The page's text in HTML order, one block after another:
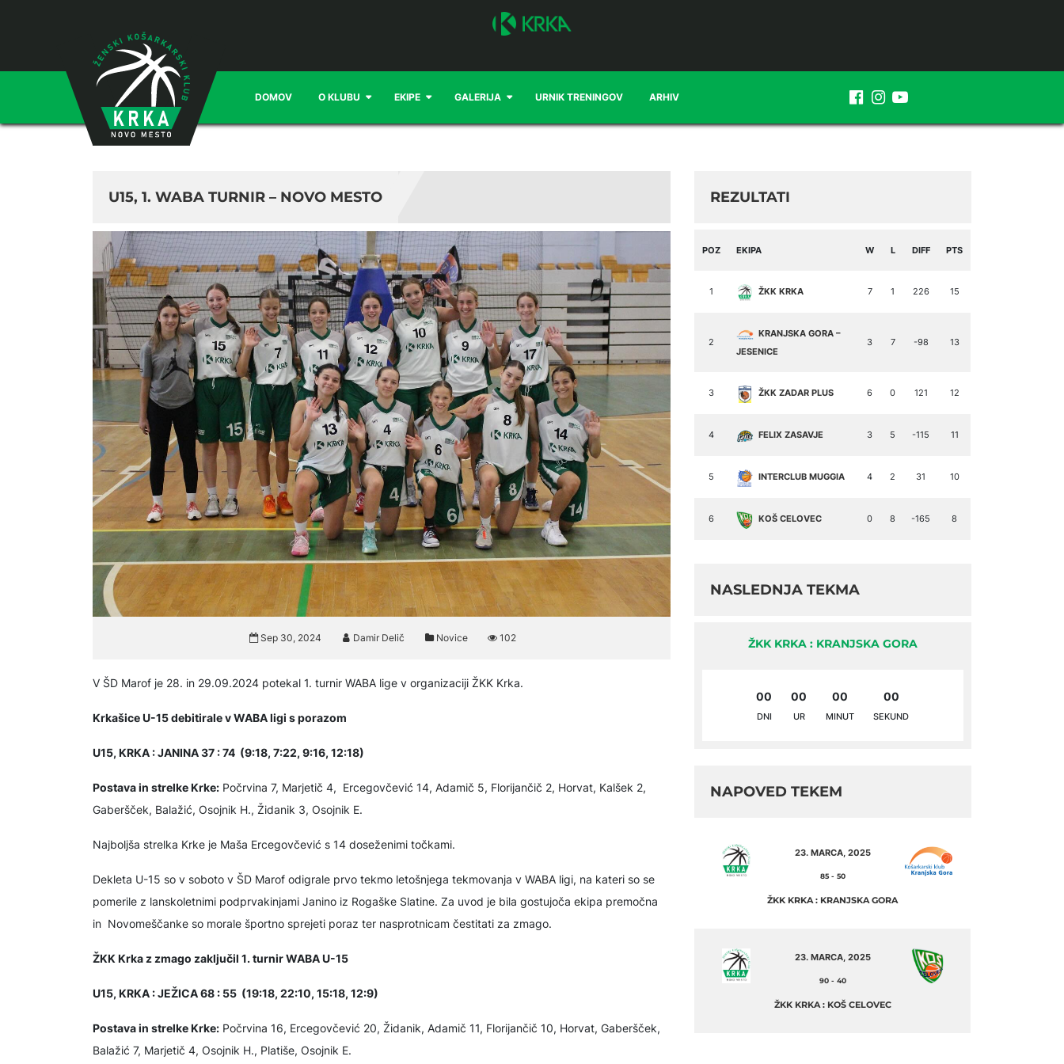
DOMOV O KLUBU EKIPE GALERIJA URNIK TRENINGOV ARHIV
U15, 1. WABA TURNIR – NOVO MESTO
Sep 30, 2024 Damir Delič Novice 102
V ŠD Marof je 28. in 29.09.2024 potekal 1. turnir WABA lige v organizaciji ŽKK Krka.
Krkašice U-15 debitirale v WABA ligi s porazom
U15, KRKA : JANINA 37 : 74 (9:18, 7:22, 9:16, 12:18)
Postava in strelke Krke: Počrvina 7, Marjetič 4, Ercegovčević 14, Adamič 5, Florijančič 2, Horvat, Kalšek 2,
Gaberšček, Balažić, Osojnik H., Židanik 3, Osojnik E.
Najboljša strelka Krke je Maša Ercegovčević s 14 doseženimi točkami.
Dekleta U-15 so v soboto v ŠD Marof odigrale prvo tekmo letošnjega tekmovanja v WABA ligi, na kateri so se
pomerile z lanskoletnimi podprvakinjami Janino iz Rogaške Slatine. Za uvod je bila gostujoča ekipa premočna
in Novomeščanke so morale športno sprejeti poraz ter nasprotnicam čestitati za zmago.
ŽKK Krka z zmago zaključil 1️. turnir WABA U-15
U15, KRKA : JEŽICA 68 : 55 (19:18, 22:10, 15:18, 12:9)
Postava in strelke Krke: Počrvina 16, Ercegovčević 20, Židanik, Adamič 11, Florijančič 10, Horvat, Gaberšček,
Balažić 7, Marjetič 4, Osojnik H., Platiše, Osojnik E.
REZULTATI
POZ EKIPA W L DIFF PTS
1 ŽKK KRKA 7 1 226 15
2
KRANJSKA GORA –
JESENICE
3 7 -98 13
3 ŽKK ZADAR PLUS 6 0 121 12
4 FELIX ZASAVJE 3 5 -115 11
5 INTERCLUB MUGGIA 4 2 31 10
6 KOŠ CELOVEC 0 8 -165 8
NASLEDNJA TEKMA
ŽKK KRKA : KRANJSKA GORA
00
DNI
00
UR
00
MINUT
00
SEKUND
NAPOVED TEKEM
23. MARCA, 2025
85- 50
ŽKK KRKA : KRANJSKA GORA
23. MARCA, 2025
90- 40
ŽKK KRKA : KOŠ CELOVEC